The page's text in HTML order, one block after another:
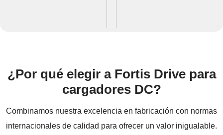
¿Por qué elegir a Fortis Drive para
cargadores DC?
Combinamos nuestra excelencia en fabricación con normas
internacionales de calidad para ofrecer un valor inigualable.